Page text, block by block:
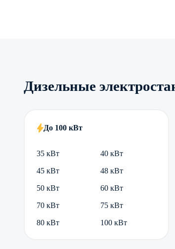
Дизельные
До 100 кВт
35 кВт 40 кВт
45 кВт 48 кВт
50 кВт 60 кВт
70 кВт 75 кВт
80 кВт 100 кВт